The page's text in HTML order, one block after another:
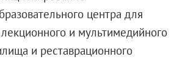
в Кемерово
Русского музея
спонсоры
просветительские и
центра для
и мультимедийного
и реставрационного